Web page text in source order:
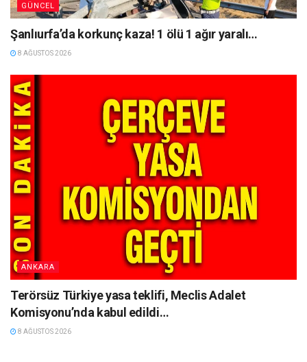
GÜNCEL
Şanlıurfa’da korkunç kaza! 1 ölü 1 ağır yaralı…
8 AĞUSTOS 2026
ANKARA
Terörsüz Türkiye yasa teklifi, Meclis Adalet
Komisyonu’nda kabul edildi…
8 AĞUSTOS 2026